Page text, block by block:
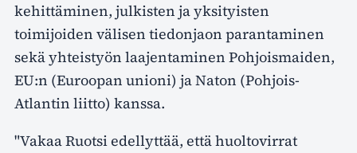
kehittäminen, julkisten ja yksityisten
toimijoiden välisen tiedonjaon parantaminen
sekä yhteistyön laajentaminen Pohjoismaiden,
EU:n (Euroopan unioni) ja Naton (Pohjois-
Atlantin liitto) kanssa.
"Vakaa Ruotsi edellyttää, että huoltovirrat